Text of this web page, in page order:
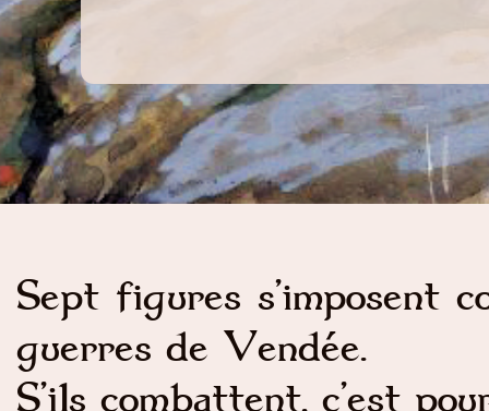
Sept figures s’imposent
guerres de Vendée.
S’ils combattent, c’est